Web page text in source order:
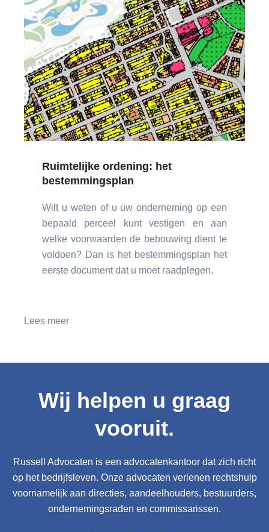
Ruimtelijke ordening: het
bestemmingsplan
Wilt u weten of u uw onderneming op een
bepaald perceel kunt vestigen en aan
welke voorwaarden de bebouwing dient te
voldoen? Dan is het bestemmingsplan het
eerste document dat u moet raadplegen.
Lees meer
Wij helpen u graag
vooruit.
Russell Advocaten is een advocatenkantoor dat zich richt
op het bedrijfsleven. Onze advocaten verlenen rechtshulp
voornamelijk aan directies, aandeelhouders, bestuurders,
ondernemingsraden en commissarissen.